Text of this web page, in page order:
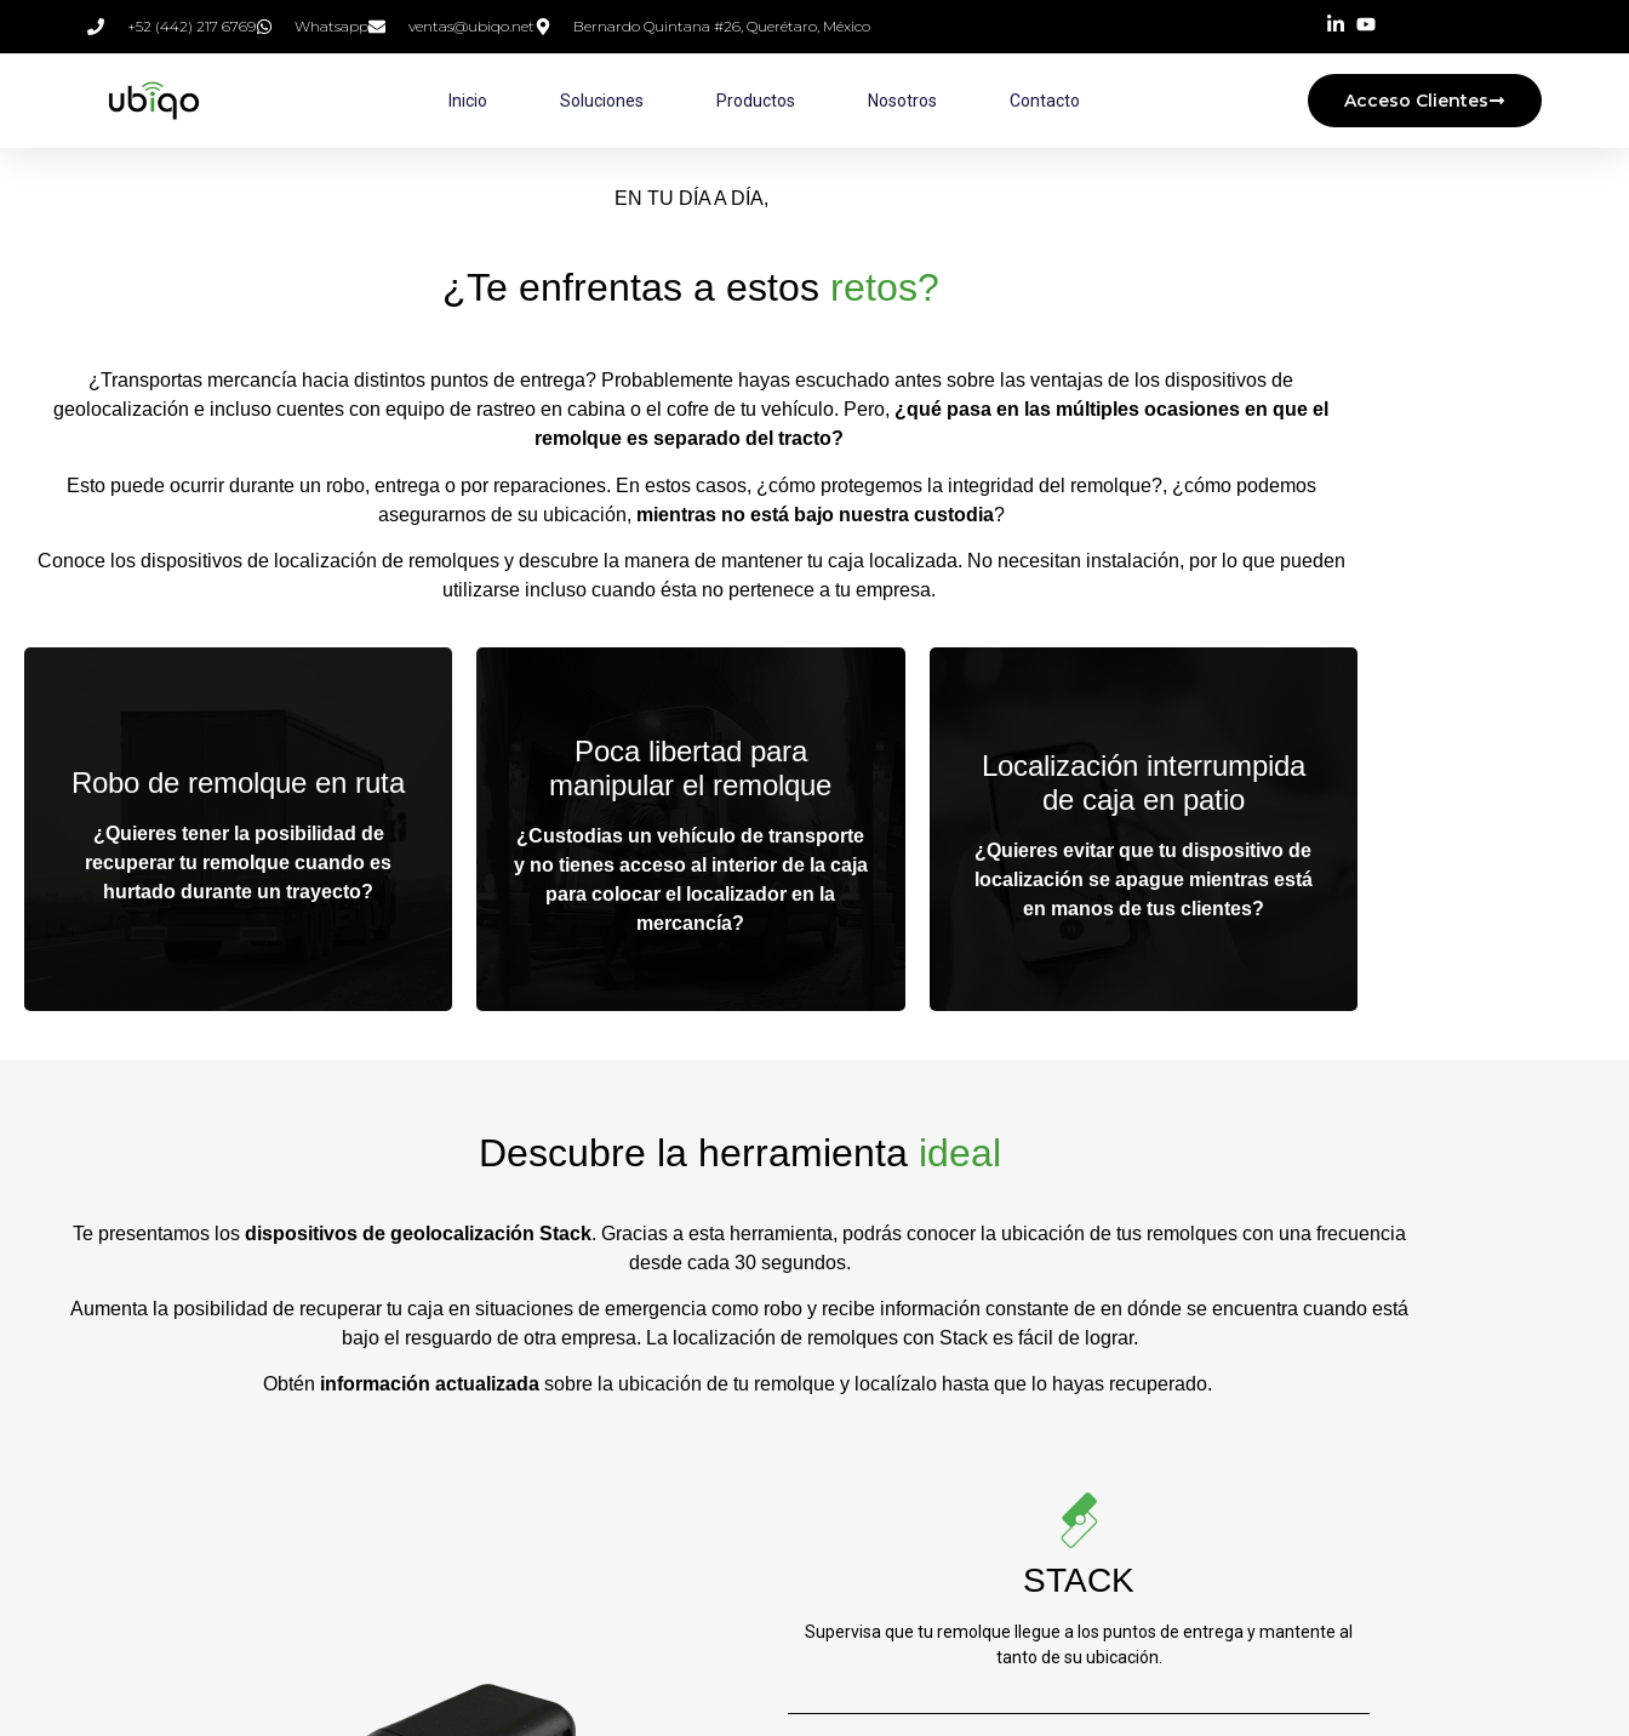
+52 (442) 217 6769 Whatsapp ventas@ubiqo.net Bernardo Quintana #26, Querétaro, México
Inicio Soluciones Productos Nosotros Contacto Acceso Clientes
EN TU DÍA A DÍA,
¿Te enfrentas a estos retos?
¿Transportas mercancía hacia distintos puntos de entrega? Probablemente hayas escuchado antes sobre las ventajas de los dispositivos de
geolocalización e incluso cuentes con equipo de rastreo en cabina o el cofre de tu vehículo. Pero, ¿qué pasa en las múltiples ocasiones en que el
remolque es separado del tracto?
Esto puede ocurrir durante un robo, entrega o por reparaciones. En estos casos, ¿cómo protegemos la integridad del remolque?, ¿cómo podemos
asegurarnos de su ubicación, mientras no está bajo nuestra custodia?
Conoce los dispositivos de localización de remolques y descubre la manera de mantener tu caja localizada. No necesitan instalación, por lo que pueden
utilizarse incluso cuando ésta no pertenece a tu empresa.
Robo de remolque en ruta
¿Quieres tener la posibilidad de
recuperar tu remolque cuando es
hurtado durante un trayecto?
configurable
Configura el reporte de ubicación de
tu Stack, para obtener su localización
con la mayor frecuencia posible.
Poca libertad para
manipular el remolque
¿Custodias un vehículo de transporte
y no tienes acceso al interior de la caja
para colocar el localizador en la
mercancía?
temporal externa
Gracias al accesorio de imán, podrás
colocar tu Stack en el exterior del
remolque con un sencillo paso.
Supervisa tu traslado de manera
virtual.
Localización interrumpida
de caja en patio
¿Quieres evitar que tu dispositivo de
localización se apague mientras está
en manos de tus clientes?
hasta 24 horas
Configura la frecuencia de reporte de
tu dispositivo, para aumentar su
autonomía de batería y que continúe
reportando hasta que lo recuperes.
Descubre la herramienta ideal
Te presentamos los dispositivos de geolocalización Stack. Gracias a esta herramienta, podrás conocer la ubicación de tus remolques con una frecuencia
desde cada 30 segundos.
Aumenta la posibilidad de recuperar tu caja en situaciones de emergencia como robo y recibe información constante de en dónde se encuentra cuando está
bajo el resguardo de otra empresa. La localización de remolques con Stack es fácil de lograr.
Obtén información actualizadasobre la ubicación de tu remolque y localízalo hasta que lo hayas recuperado.
STACK
Supervisa que tu remolque llegue a los puntos de entrega y mantente al
tanto de su ubicación.